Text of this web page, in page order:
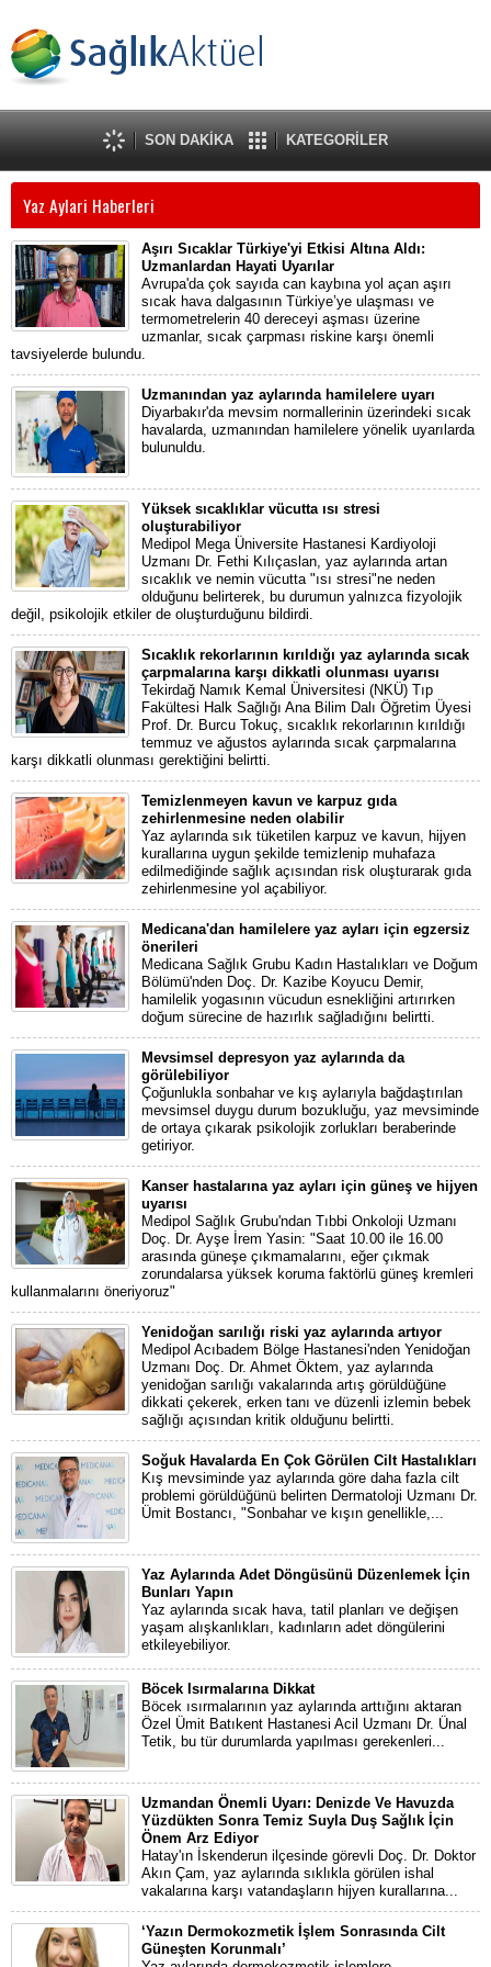
SON DAKİKA KATEGORİLER
Yaz Aylari Haberleri
Aşırı Sıcaklar Türkiye'yi Etkisi Altına Aldı:
Uzmanlardan Hayati Uyarılar
Avrupa'da çok sayıda can kaybına yol açan aşırı
sıcak hava dalgasının Türkiye’ye ulaşması ve
termometrelerin 40 dereceyi aşması üzerine
uzmanlar, sıcak çarpması riskine karşı önemli
tavsiyelerde bulundu.
Uzmanından yaz aylarında hamilelere uyarı
Diyarbakır'da mevsim normallerinin üzerindeki sıcak
havalarda, uzmanından hamilelere yönelik uyarılarda
bulunuldu.
Yüksek sıcaklıklar vücutta ısı stresi
oluşturabiliyor
Medipol Mega Üniversite Hastanesi Kardiyoloji
Uzmanı Dr. Fethi Kılıçaslan, yaz aylarında artan
sıcaklık ve nemin vücutta "ısı stresi"ne neden
olduğunu belirterek, bu durumun yalnızca fizyolojik
değil, psikolojik etkiler de oluşturduğunu bildirdi.
Sıcaklık rekorlarının kırıldığı yaz aylarında sıcak
çarpmalarına karşı dikkatli olunması uyarısı
Tekirdağ Namık Kemal Üniversitesi (NKÜ) Tıp
Fakültesi Halk Sağlığı Ana Bilim Dalı Öğretim Üyesi
Prof. Dr. Burcu Tokuç, sıcaklık rekorlarının kırıldığı
temmuz ve ağustos aylarında sıcak çarpmalarına
karşı dikkatli olunması gerektiğini belirtti.
Temizlenmeyen kavun ve karpuz gıda
zehirlenmesine neden olabilir
Yaz aylarında sık tüketilen karpuz ve kavun, hijyen
kurallarına uygun şekilde temizlenip muhafaza
edilmediğinde sağlık açısından risk oluşturarak gıda
zehirlenmesine yol açabiliyor.
Medicana'dan hamilelere yaz ayları için egzersiz
önerileri
Medicana Sağlık Grubu Kadın Hastalıkları ve Doğum
Bölümü'nden Doç. Dr. Kazibe Koyucu Demir,
hamilelik yogasının vücudun esnekliğini artırırken
doğum sürecine de hazırlık sağladığını belirtti.
Mevsimsel depresyon yaz aylarında da
görülebiliyor
Çoğunlukla sonbahar ve kış aylarıyla bağdaştırılan
mevsimsel duygu durum bozukluğu, yaz mevsiminde
de ortaya çıkarak psikolojik zorlukları beraberinde
getiriyor.
Kanser hastalarına yaz ayları için güneş ve hijyen
uyarısı
Medipol Sağlık Grubu'ndan Tıbbi Onkoloji Uzmanı
Doç. Dr. Ayşe İrem Yasin: "Saat 10.00 ile 16.00
arasında güneşe çıkmamalarını, eğer çıkmak
zorundalarsa yüksek koruma faktörlü güneş kremleri
kullanmalarını öneriyoruz"
Yenidoğan sarılığı riski yaz aylarında artıyor
Medipol Acıbadem Bölge Hastanesi'nden Yenidoğan
Uzmanı Doç. Dr. Ahmet Öktem, yaz aylarında
yenidoğan sarılığı vakalarında artış görüldüğüne
dikkati çekerek, erken tanı ve düzenli izlemin bebek
sağlığı açısından kritik olduğunu belirtti.
Soğuk Havalarda En Çok Görülen Cilt Hastalıkları
Kış mevsiminde yaz aylarında göre daha fazla cilt
problemi görüldüğünü belirten Dermatoloji Uzmanı Dr.
Ümit Bostancı, "Sonbahar ve kışın genellikle,...
Yaz Aylarında Adet Döngüsünü Düzenlemek İçin
Bunları Yapın
Yaz aylarında sıcak hava, tatil planları ve değişen
yaşam alışkanlıkları, kadınların adet döngülerini
etkileyebiliyor.
Böcek Isırmalarına Dikkat
Böcek ısırmalarının yaz aylarında arttığını aktaran
Özel Ümit Batıkent Hastanesi Acil Uzmanı Dr. Ünal
Tetik, bu tür durumlarda yapılması gerekenleri...
Uzmandan Önemli Uyarı: Denizde Ve Havuzda
Yüzdükten Sonra Temiz Suyla Duş Sağlık İçin
Önem Arz Ediyor
Hatay'ın İskenderun ilçesinde görevli Doç. Dr. Doktor
Akın Çam, yaz aylarında sıklıkla görülen ishal
vakalarına karşı vatandaşların hijyen kurallarına...
‘Yazın Dermokozmetik İşlem Sonrasında Cilt
Güneşten Korunmalı’